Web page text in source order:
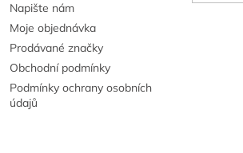
Napište nám
Moje objednávka
Prodávané značky
Obchodní podmínky
Podmínky ochrany osobních
údajů